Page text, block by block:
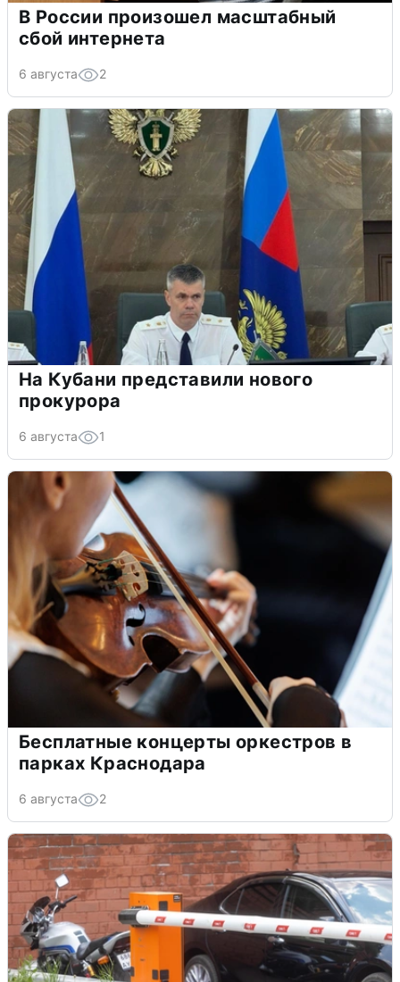
В России произошел масштабный
сбой интернета
6 августа 2
На Кубани представили нового
прокурора
6 августа 1
Бесплатные концерты оркестров в
парках Краснодара
6 августа 2